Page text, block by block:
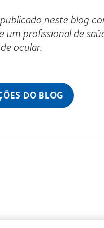
neste blog
um profissional de
ocular.
DO BLOG